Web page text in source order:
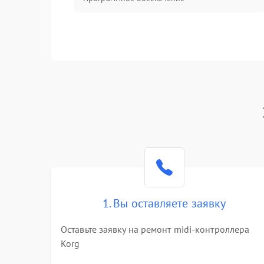
1. Вы оставляете заявку
Оставьте заявку на ремонт midi-контроллера
Korg